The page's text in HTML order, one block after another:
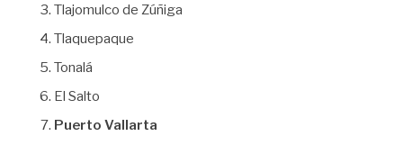
Tlajomulco de Zúñiga
Tlaquepaque
Tonalá
El Salto
Puerto Vallarta